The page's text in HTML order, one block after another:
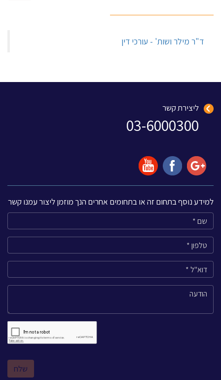
‏ד"ר מילר ושות' - עורכי דין‏
ליצירת קשר
03-6000300
למידע נוסף בתחום זה או בתחומים אחרים הנך מוזמן ליצור עמנו קשר